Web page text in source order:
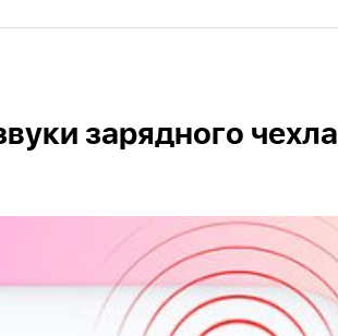
зарядного чехла